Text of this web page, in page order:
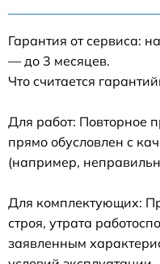
Гарантия от сервиса:
— до 3 месяцев.
Что считается
Для работ: Повторное
прямо обусловлен с
(например,
Для комплектующих:
строя, утрата
заявленным